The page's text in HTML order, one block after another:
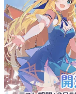
ゲー
「経験
の起源
イニー
カテゴリ
特集記事